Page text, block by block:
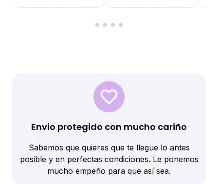
Envio protegido con mucho cariño
Sabemos que quieres que te llegue lo antes
posible y en perfectas condiciones. Le ponemos
mucho empeño para que así sea.